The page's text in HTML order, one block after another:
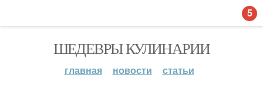
ШЕДЕВРЫ КУЛИНАРИИ
главная новости статьи
5